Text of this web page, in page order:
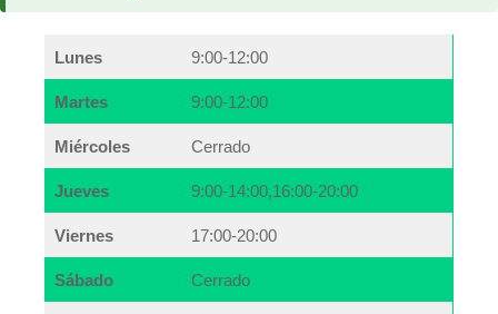
Lunes 9:00-12:00
Martes 9:00-12:00
Miércoles Cerrado
Jueves 9:00-14:00,16:00-20:00
Viernes 17:00-20:00
Sábado Cerrado